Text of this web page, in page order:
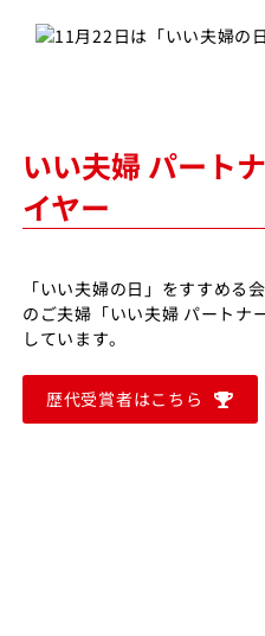
いい夫婦 パート
イヤー
「いい夫婦の日」をすすめる
のご夫婦「いい夫婦 パートナ
しています。
歴代受賞者はこちら